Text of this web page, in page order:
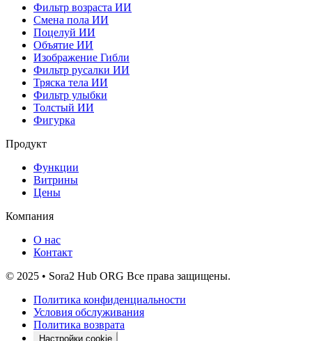
Фильтр возраста ИИ
Смена пола ИИ
Поцелуй ИИ
Объятие ИИ
Изображение Гибли
Фильтр русалки ИИ
Тряска тела ИИ
Фильтр улыбки
Толстый ИИ
Фигурка
Продукт
Функции
Витрины
Цены
Компания
О нас
Контакт
© 2025 • Sora2 Hub ORG Все права защищены.
Политика конфиденциальности
Условия обслуживания
Политика возврата
Настройки cookie